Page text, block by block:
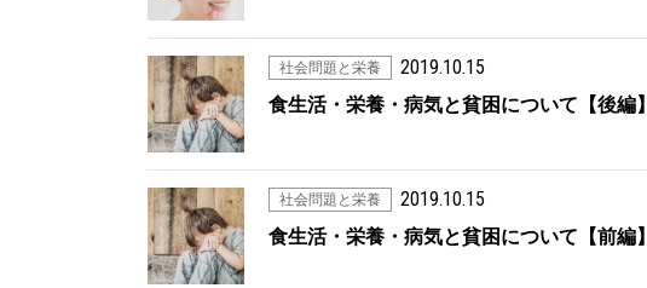
社会問題と栄養 2019.10.15
食生活・栄養・病気と貧困について【後編】
社会問題と栄養 2019.10.15
食生活・栄養・病気と貧困について【前編】